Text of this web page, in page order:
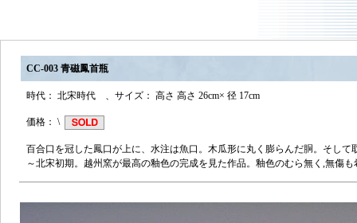
CC-003 青磁鳳首瓶
時代： 北宋時代 、サイズ： 高さ 高さ 26cm× 径 17cm
価格： \
百合口を冠した鳳口が上に、水注は魚口。木瓜形に丸く膨らんだ胴。そし
～北宋初期。越州窯が最高の釉色の完成を見た作品。釉色のむら無く,無傷